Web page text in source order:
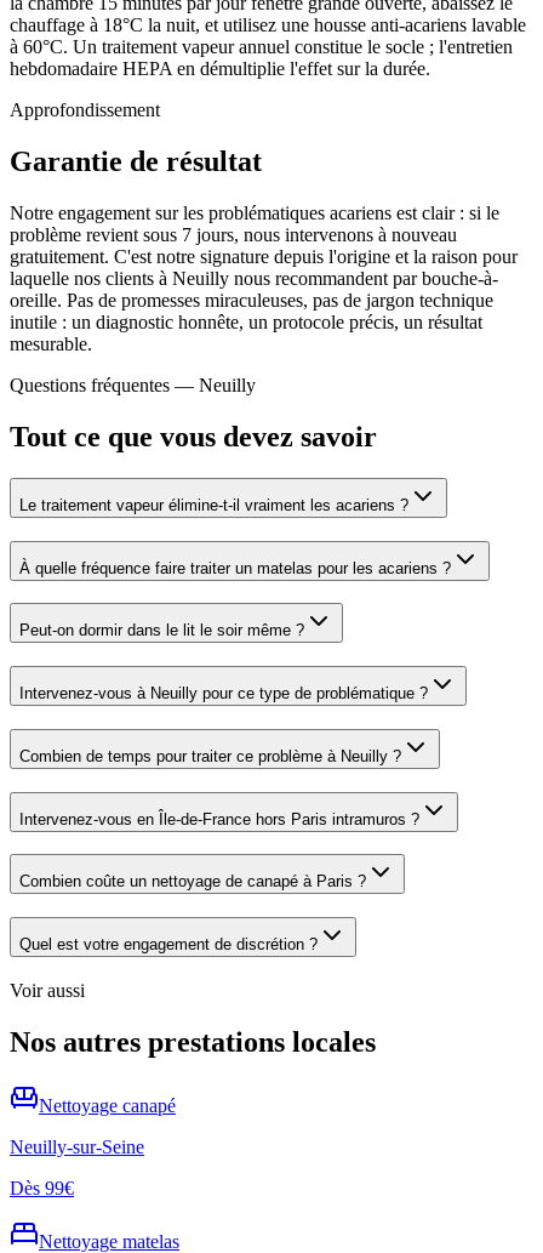
chauffage à 18°C la nuit, et utilisez une housse anti-acariens lavable
à 60°C. Un traitement vapeur annuel constitue le socle ; l'entretien
hebdomadaire HEPA en démultiplie l'effet sur la durée.
Approfondissement
Garantie de résultat
Notre engagement sur les problématiques acariens est clair : si le
problème revient sous 7 jours, nous intervenons à nouveau
gratuitement. C'est notre signature depuis l'origine et la raison pour
laquelle nos clients à Neuilly nous recommandent par bouche-à-
oreille. Pas de promesses miraculeuses, pas de jargon technique
inutile : un diagnostic honnête, un protocole précis, un résultat
mesurable.
Questions fréquentes — Neuilly
Tout ce que vous devez savoir
Le traitement vapeur élimine-t-il vraiment les acariens ?
À quelle fréquence faire traiter un matelas pour les acariens ?
Peut-on dormir dans le lit le soir même ?
Intervenez-vous à Neuilly pour ce type de problématique ?
Combien de temps pour traiter ce problème à Neuilly ?
Intervenez-vous en Île-de-France hors Paris intramuros ?
Combien coûte un nettoyage de canapé à Paris ?
Quel est votre engagement de discrétion ?
Voir aussi
Nos autres prestations locales
Nettoyage canapé
Neuilly-sur-Seine
Dès 99€
Nettoyage matelas